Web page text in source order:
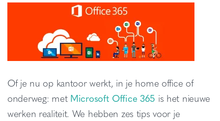
Of je nu op kantoor werkt, in je home office of
onderweg: met Microsoft Office 365 is het nieuwe
werken realiteit. We hebben zes tips voor je